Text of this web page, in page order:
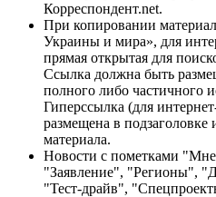
Корреспондент.net.
При копировании
Украины и мира», для
прямая открытая для
Ссылка должна быть
полного либо частичного
Гиперссылка (для
размещена в подзаголовке
материала.
Новости с пометками
"Заявление", "Регионы",
"Тест-драйв",